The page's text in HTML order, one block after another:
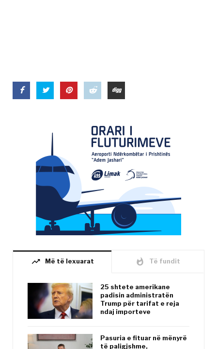
trending_up Më të lexuarat whatshot Të fundit
25 shtete amerikane
padisin administratën
Trump për tarifat e reja
ndaj importeve
Pasuria e fituar në mënyrë
të paligjshme,